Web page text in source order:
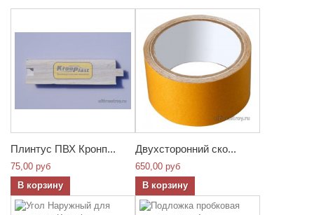
Плинтус ПВХ Кронп...
75,00 руб
В корзину
Двухсторонний ско...
650,00 руб
В корзину